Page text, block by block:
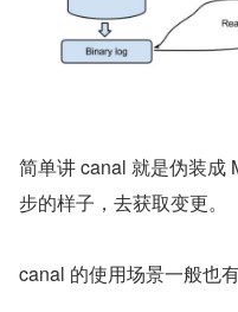
简单讲 canal 就是伪装成
步的样子，去获取变更。
canal 的使用场景一般也